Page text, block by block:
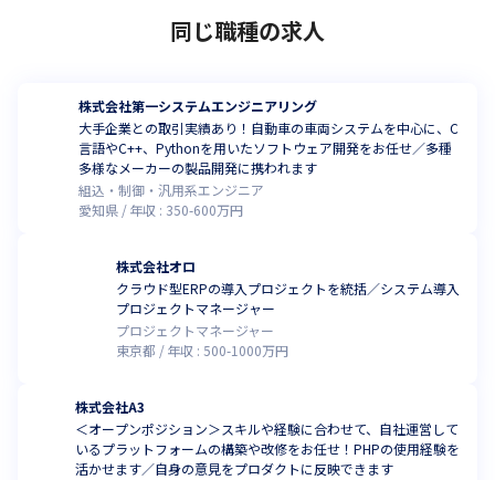
同じ職種の求人
株式会社第一システムエンジニアリング
大手企業との取引実績あり！自動車の車両システムを中心に、C
言語やC++、Pythonを用いたソフトウェア開発をお任せ／多種
多様なメーカーの製品開発に携われます
組込・制御・汎用系エンジニア
愛知県
年収 : 350-600万円
株式会社オロ
クラウド型ERPの導入プロジェクトを統括／システム導入
プロジェクトマネージャー
プロジェクトマネージャー
東京都
年収 :500-1000万円
株式会社A3
＜オープンポジション＞スキルや経験に合わせて、自社運営して
いるプラットフォームの構築や改修をお任せ！PHPの使用経験を
活かせます／自身の意見をプロダクトに反映できます